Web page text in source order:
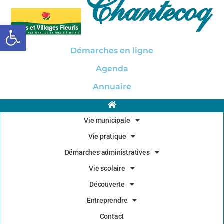
Ouvrir la barre d’outils
Démarches en ligne
Agenda
Annuaire
Vie municipale
Vie pratique
Démarches administratives
Vie scolaire
Découverte
Entreprendre
Contact